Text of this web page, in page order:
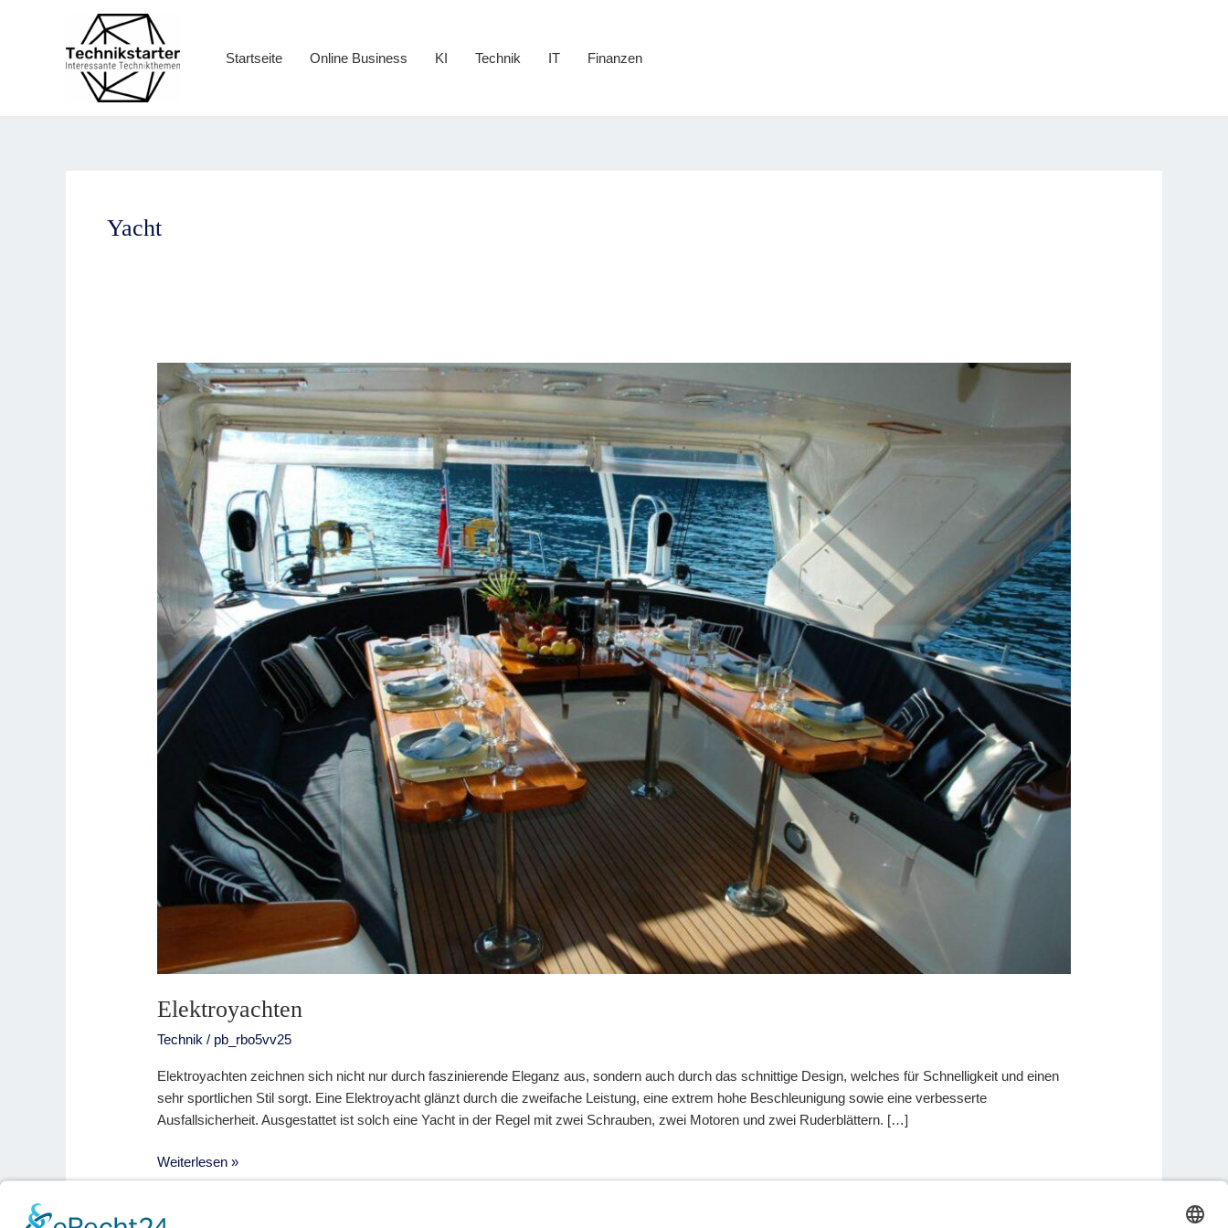
Startseite Online Business KI Technik IT Finanzen
Yacht
Elektroyachten
Technik / pb_rbo5vv25
Elektroyachten zeichnen sich nicht nur durch faszinierende Eleganz aus, sondern auch durch das schnittige Design, welches für Schnelligkeit und einen
sehr sportlichen Stil sorgt. Eine Elektroyacht glänzt durch die zweifache Leistung, eine extrem hohe Beschleunigung sowie eine verbesserte
Ausfallsicherheit. Ausgestattet ist solch eine Yacht in der Regel mit zwei Schrauben, zwei Motoren und zwei Ruderblättern. […]
Elektroyachten
Weiterlesen »